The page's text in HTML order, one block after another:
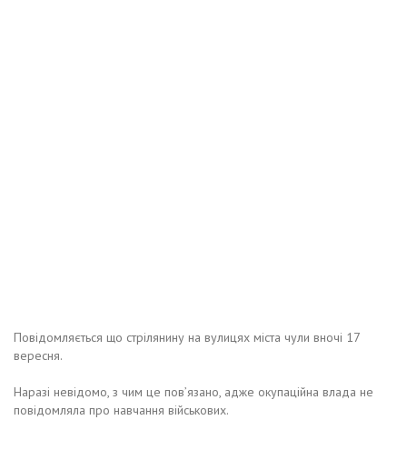
Повідомляється що стрілянину на вулицях міста чули вночі 17
вересня.
Наразі невідомо, з чим це повʼязано, адже окупаційна влада не
повідомляла про навчання військових.